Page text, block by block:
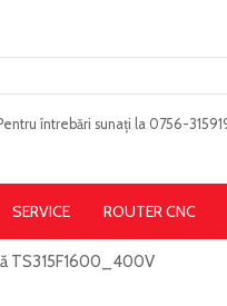
întrebări sunați la 0756-
SERVICE ROUTER CNC
TS315F1600_400V